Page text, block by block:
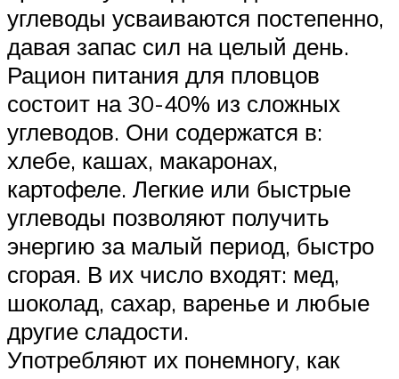
углеводы усваиваются постепенно,
давая запас сил на целый день.
Рацион питания для пловцов
состоит на 30-40% из сложных
углеводов. Они содержатся в:
хлебе, кашах, макаронах,
картофеле. Легкие или быстрые
углеводы позволяют получить
энергию за малый период, быстро
сгорая. В их число входят: мед,
шоколад, сахар, варенье и любые
другие сладости.
Употребляют их понемногу, как